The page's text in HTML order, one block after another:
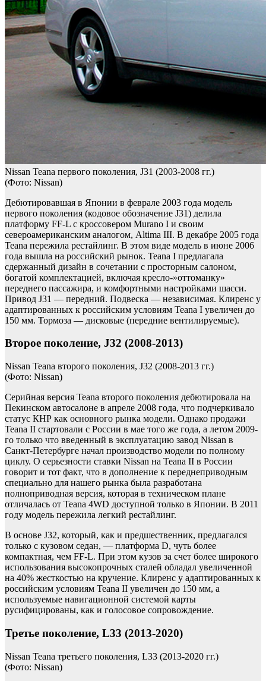
Nissan Teana первого поколения, J31 (2003-2008 гг.)
(Фото: Nissan)
Дебютировавшая в Японии в феврале 2003 года модель
первого поколения (кодовое обозначение J31) делила
платформу FF-L с кроссовером Murano I и своим
североамериканским аналогом, Altima III. В декабре 2005 года
Teana пережила рестайлинг. В этом виде модель в июне 2006
года вышла на российский рынок. Teana I предлагала
сдержанный дизайн в сочетании с просторным салоном,
богатой комплектацией, включая кресло-»оттоманку»
переднего пассажира, и комфортными настройками шасси.
Привод J31 — передний. Подвеска — независимая. Клиренс у
адаптированных к российским условиям Teana I увеличен до
150 мм. Тормоза — дисковые (передние вентилируемые).
Второе поколение, J32 (2008-2013)
Nissan Teana второго поколения, J32 (2008-2013 гг.)
(Фото: Nissan)
Серийная версия Teana второго поколения дебютировала на
Пекинском автосалоне в апреле 2008 года, что подчеркивало
статус КНР как основного рынка модели. Однако продажи
Teana II стартовали с России в мае того же года, а летом 2009-
го только что введенный в эксплуатацию завод Nissan в
Санкт-Петербурге начал производство модели по полному
циклу. О серьезности ставки Nissan на Teana II в России
говорит и тот факт, что в дополнение к переднеприводным
специально для нашего рынка была разработана
полноприводная версия, которая в техническом плане
отличалась от Teana 4WD доступной только в Японии. В 2011
году модель пережила легкий рестайлинг.
В основе J32, который, как и предшественник, предлагался
только с кузовом седан, — платформа D, чуть более
компактная, чем FF-L. При этом кузов за счет более широкого
использования высокопрочных сталей обладал увеличенной
на 40% жесткостью на кручение. Клиренс у адаптированных к
российским условиям Teana II увеличен до 150 мм, а
используемые навигационной системой карты
русифицированы, как и голосовое сопровождение.
Третье поколение, L33 (2013-2020)
Nissan Teana третьего поколения, L33 (2013-2020 гг.)
(Фото: Nissan)